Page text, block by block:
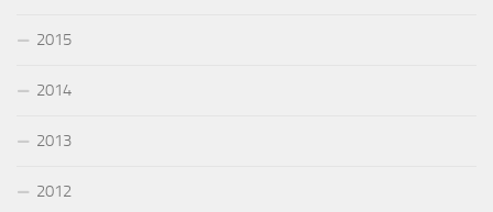
2015
2014
2013
2012